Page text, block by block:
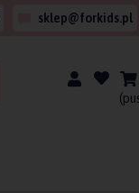
sklep@forkids.pl